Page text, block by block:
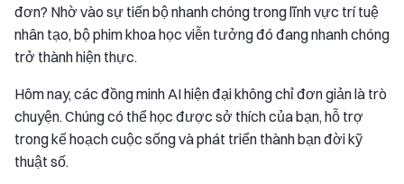
đơn? Nhờ vào sự tiến bộ nhanh chóng trong lĩnh vực trí tuệ
nhân tạo, bộ phim khoa học viễn tưởng đó đang nhanh chóng
trở thành hiện thực.
Hôm nay, các đồng minh AI hiện đại không chỉ đơn giản là trò
chuyện. Chúng có thể học được sở thích của bạn, hỗ trợ
trong kế hoạch cuộc sống và phát triển thành bạn đời kỹ
thuật số.